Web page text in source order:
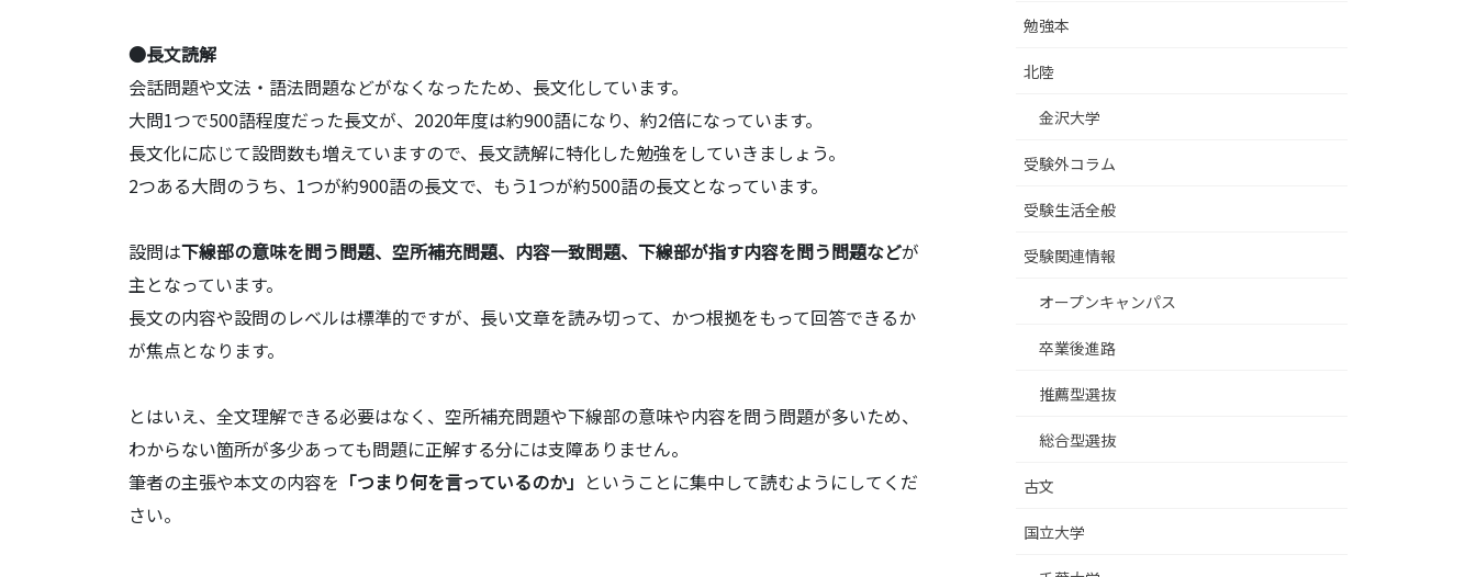
●長文読解
会話問題や文法・語法問題などがなくなったため、長文化しています。
大問1つで500語程度だった長文が、2020年度は約900語になり、約2倍になっています。
長文化に応じて設問数も増えていますので、長文読解に特化した勉強をしていきましょう。
2つある大問のうち、1つが約900語の長文で、もう1つが約500語の長文となっています。
設問は下線部の意味を問う問題、空所補充問題、内容一致問題、下線部が指す内容を問う問題などが
主となっています。
長文の内容や設問のレベルは標準的ですが、長い文章を読み切って、かつ根拠をもって回答できるか
が焦点となります。
とはいえ、全文理解できる必要はなく、空所補充問題や下線部の意味や内容を問う問題が多いため、
わからない箇所が多少あっても問題に正解する分には支障ありません。
筆者の主張や本文の内容を 「つまり何を言っているのか」 ということに集中して読むようにしてくだ
さい。
勉強本
北陸
金沢大学
受験外コラム
受験生活全般
受験関連情報
オープンキャンパス
卒業後進路
推薦型選抜
総合型選抜
古文
国立大学